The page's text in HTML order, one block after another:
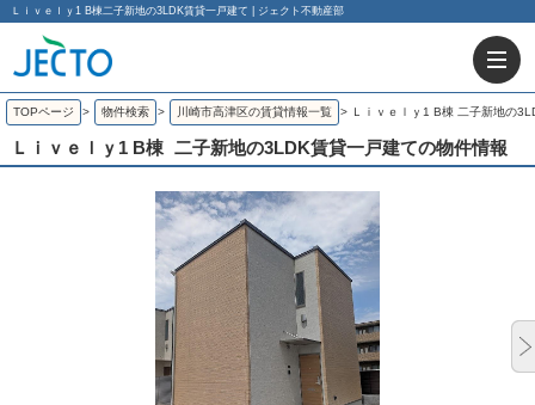
Ｌｉｖｅｌｙ1 B棟二子新地の3LDK賃貸一戸建て | ジェクト不動産部
TOPページ > 物件検索 > 川崎市高津区の賃貸情報一覧 > Ｌｉｖｅｌｙ1 B棟 二子新地の
Ｌｉｖｅｌｙ1 B棟 二子新地の3LDK賃貸一戸建ての物件情報